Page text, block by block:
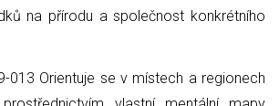
na přírodu a společnost konkrétního
013 Orientuje se v místech a regionech